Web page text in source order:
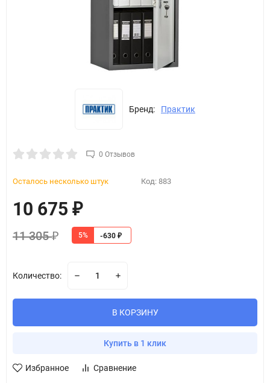
Бренд: Практик
0 Отзывов
Осталось несколько штук Код: 883
10 675 ₽
11 305₽ 5% -630 ₽
Количество:
В КОРЗИНУ
Купить в 1 клик
Избранное Сравнение